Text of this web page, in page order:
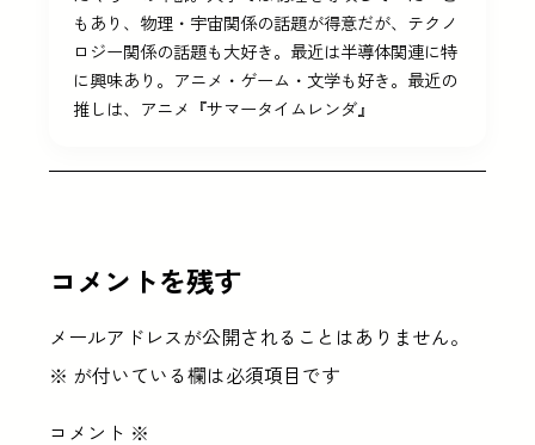
もあり、物理・宇宙関係の話題が得意だが、テクノ
ロジー関係の話題も大好き。最近は半導体関連に特
に興味あり。アニメ・ゲーム・文学も好き。最近の
推しは、アニメ『サマータイムレンダ』
コメントを残す
メールアドレスが公開されることはありません。
※ が付いている欄は必須項目です
コメント ※